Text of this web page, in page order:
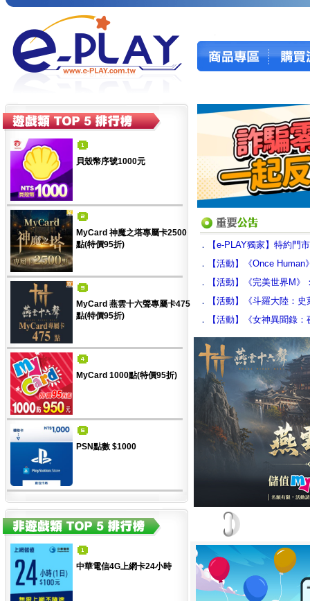
貝殼幣序號1000元
MyCard 神魔之塔專屬卡2500
點(特價95折)
MyCard 燕雲十六聲專屬卡475
點(特價95折)
MyCard 1000點(特價95折)
PSN點數 $1000
中華電信4G上網卡24小時
．
【e-PLAY獨家】特約門
．
【活動】《Once
．
【活動】《完美世界M
．
【活動】《斗羅大陸：
．
【活動】《女神異聞錄